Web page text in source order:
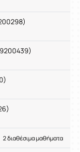
2 διαθέσιμα μαθήματα